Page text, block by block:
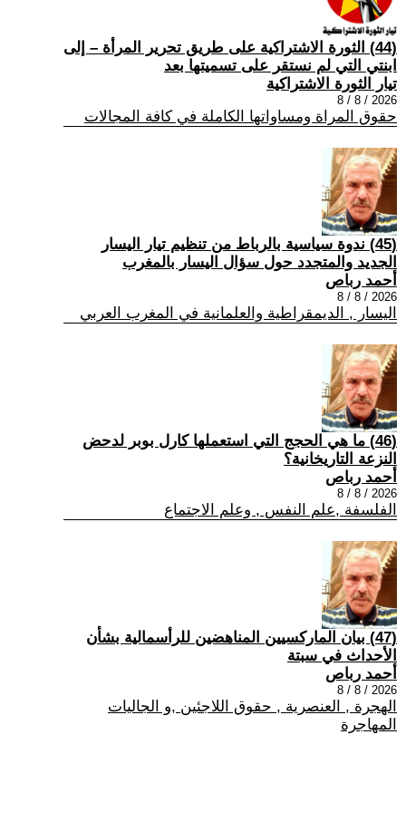
(44) الثورة الاشتراكية على طريق تحرير المرأة – إلى
ابنتي التي لم نستقر على تسميتها بعد
تيار الثورة الاشتراكية
2026 / 8 / 8
حقوق المراة ومساواتها الكاملة في كافة المجالات
(45) ندوة سياسية بالرباط من تنظيم تيار اليسار
الجديد والمتجدد حول سؤال اليسار بالمغرب
أحمد رباص
2026 / 8 / 8
اليسار , الديمقراطية والعلمانية في المغرب العربي
(46) ما هي الحجج التي استعملها كارل بوبر لدحض
النزعة التاريخانية؟
أحمد رباص
2026 / 8 / 8
الفلسفة ,علم النفس , وعلم الاجتماع
(47) بيان الماركسيين المناهضين للرأسمالية بشأن
الأحداث في سبتة
أحمد رباص
2026 / 8 / 8
الهجرة , العنصرية , حقوق اللاجئين ,و الجاليات
المهاجرة